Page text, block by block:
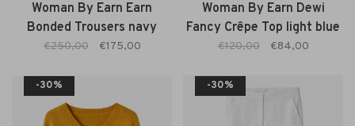
Woman By Earn Earn
Bonded Trousers navy
€250,00 €175,00
Woman By Earn Dewi
Fancy Crêpe Top light blue
€120,00 €84,00
-30% -30%